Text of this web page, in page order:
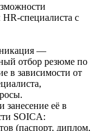
специалиста с
—
отбор резюме по
в зависимости от
занесение её в
SOICA:
(паспорт, диплом,